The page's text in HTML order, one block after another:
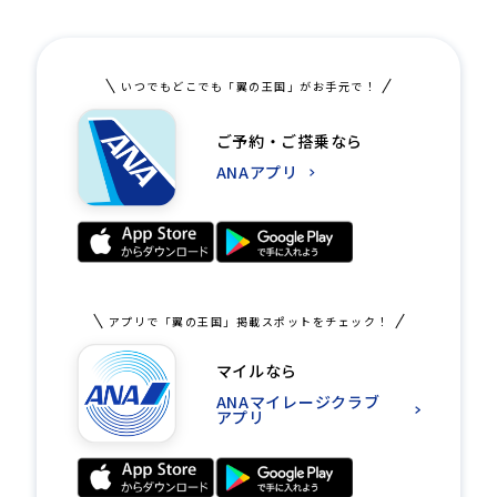
いつでもどこでも「翼の王国」がお手元で！
ご予約・ご搭乗なら
ANAアプリ
アプリで「翼の王国」掲載スポットをチェック！
マイルなら
ANAマイレージクラブ
アプリ